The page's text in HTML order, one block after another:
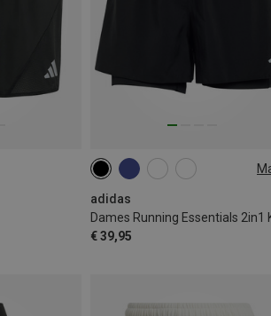
adidas
€ 39,95
XS